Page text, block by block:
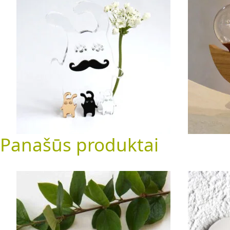
15.00 €
Pasirinkti savybes
Panašūs produktai